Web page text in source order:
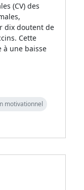
(CV) des
dix doutent de
Cette
à une baisse
motivationnel